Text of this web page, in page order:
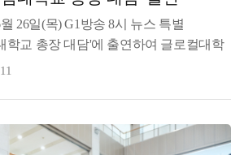
26일(목) G1방송 8시 뉴스 특별
학교 총장 대담'에 출연하여 글로컬대학
성과와 향후 미래 교
11